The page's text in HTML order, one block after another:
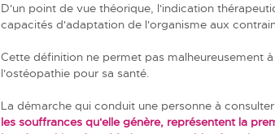
D'un point de vue théorique, l'indication
capacités d'adaptation de l'organisme aux
Cette définition ne permet pas malheureusement
l'ostéopathie pour sa santé.
La démarche qui conduit une personne à
les souffrances qu'elle génère, représentent la